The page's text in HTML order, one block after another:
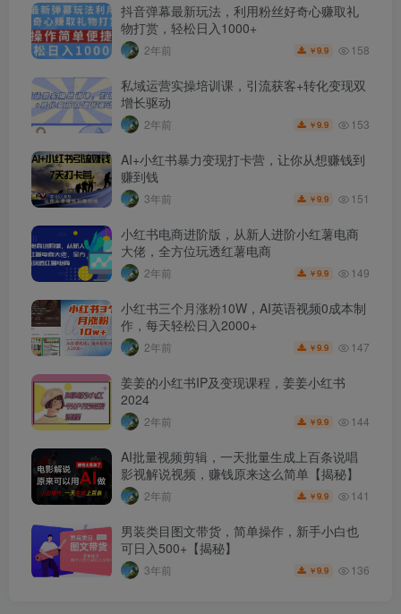
抖音弹幕最新玩法，利用粉丝好奇心赚取礼
物打赏，轻松日入1000+
2年前 ￥9.9 158
私域运营实操培训课，引流获客+转化变现双
增长驱动
2年前 ￥9.9 153
AI+小红书暴力变现打卡营，让你从想赚钱到
赚到钱
3年前 ￥9.9 151
小红书电商进阶版，从新人进阶小红薯电商
大佬，全方位玩透红薯电商
2年前 ￥9.9 149
小红书三个月涨粉10W，AI英语视频0成本制
作，每天轻松日入2000+
2年前 ￥9.9 147
姜姜的小红书IP及变现课程，姜姜小红书
2024
2年前 ￥9.9 144
AI批量视频剪辑，一天批量生成上百条说唱
影视解说视频，赚钱原来这么简单【揭秘】
2年前 ￥9.9 141
男装类目图文带货，简单操作，新手小白也
可日入500+【揭秘】
3年前 ￥9.9 136